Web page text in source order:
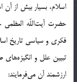
اسلام، بسیار بیش از
حضرت آیت‌اللّه‌ العظمی
فکری و سیاسی تاریخ
تبیین علل و
ارزشمند آن می‌فرمایند: